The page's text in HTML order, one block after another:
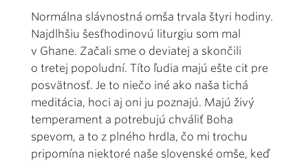
Normálna slávnostná omša trvala štyri hodiny.
Najdlhšiu šesťhodinovú liturgiu som mal
v Ghane. Začali sme o deviatej a skončili
o tretej popoludní. Títo ľudia majú ešte cit pre
posvätnosť. Je to niečo iné ako naša tichá
meditácia, hoci aj oni ju poznajú. Majú živý
temperament a potrebujú chváliť Boha
spevom, a to z plného hrdla, čo mi trochu
pripomína niektoré naše slovenské omše, keď